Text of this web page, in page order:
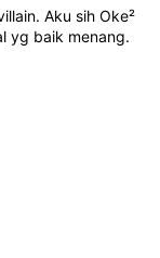
Aku sih Oke²
yg baik menang.